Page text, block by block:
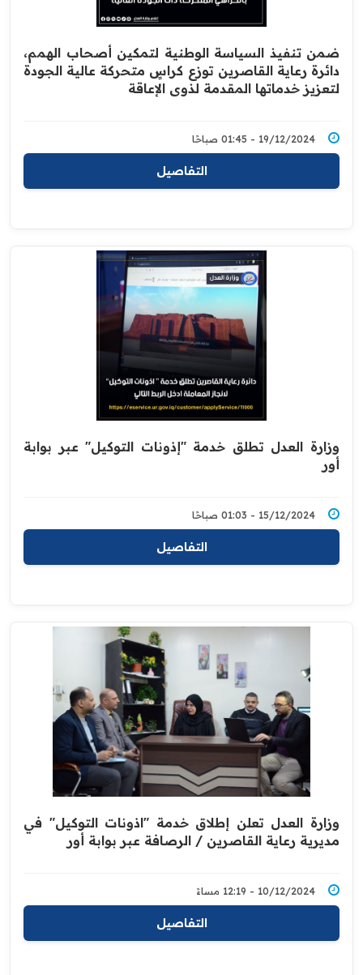
ضمن تنفيذ السياسة الوطنية لتمكين أصحاب الهمم،
دائرة رعاية القاصرين توزع كراسٍ متحركة عالية الجودة
لتعزيز خدماتها المقدمة لذوي الإعاقة
19/12/2024 - 01:45 صباحًا
التفاصيل
وزارة العدل تطلق خدمة "إذونات التوكيل" عبر بوابة
أور
15/12/2024 - 01:03 صباحًا
التفاصيل
وزارة العدل تعلن إطلاق خدمة "اذونات التوكيل" في
مديرية رعاية القاصرين / الرصافة عبر بوابة أور
10/12/2024 - 12:19 مساءً
التفاصيل